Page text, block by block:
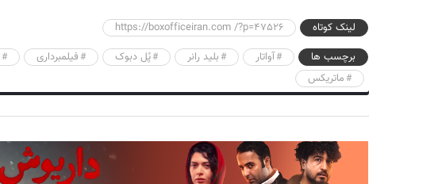
لینک کوتاه
https://boxofficeiran.com /?p=47526
برچسب ها
آواتار بلید رانر پُل دبوک فیلمبرداری
ماتریکس